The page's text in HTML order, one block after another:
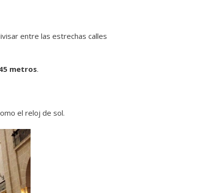
entre las estrechas calles
metros.
el reloj de sol.